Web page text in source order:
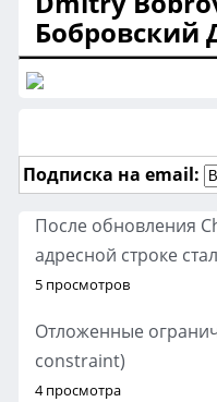
Бобровский
Подписка на email:
После обновления
адресной строке
5 просмотров
Отложенные
constraint)
4 просмотра